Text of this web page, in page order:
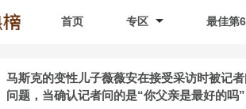
首页 专区 最佳第
马斯克的变性儿子薇薇安在接受采访时被记
问题，当确认记者问的是“你父亲是最好的